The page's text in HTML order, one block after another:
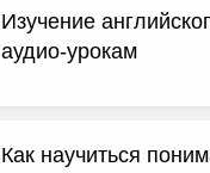
Изучение
аудио-урокам
Как научиться